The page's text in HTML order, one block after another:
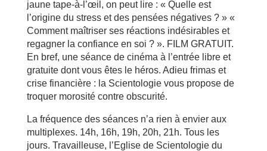
jaune tape-à-l’œil, on peut lire : « Quelle est
l’origine du stress et des pensées négatives ? » «
Comment maîtriser ses réactions indésirables et
regagner la confiance en soi ? ». FILM GRATUIT.
En bref, une séance de cinéma à l’entrée libre et
gratuite dont vous êtes le héros. Adieu frimas et
crise financière : la Scientologie vous propose de
troquer morosité contre obscurité.
La fréquence des séances n’a rien à envier aux
multiplexes. 14h, 16h, 19h, 20h, 21h. Tous les
jours. Travailleuse, l’Eglise de Scientologie du